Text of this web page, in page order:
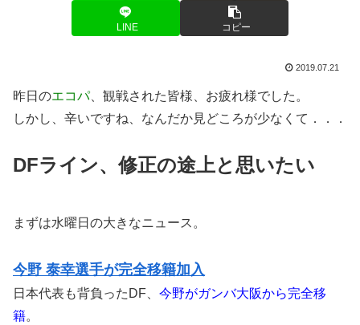
LINE コピー
2019.07.21
昨日のエコパ、観戦された皆様、お疲れ様でした。
しかし、辛いですね、なんだか見どころが少なくて．．．
DFライン、修正の途上と思いたい
まずは水曜日の大きなニュース。
今野 泰幸選手が完全移籍加入
日本代表も背負ったDF、 今野がガンバ大阪から完全移
籍。